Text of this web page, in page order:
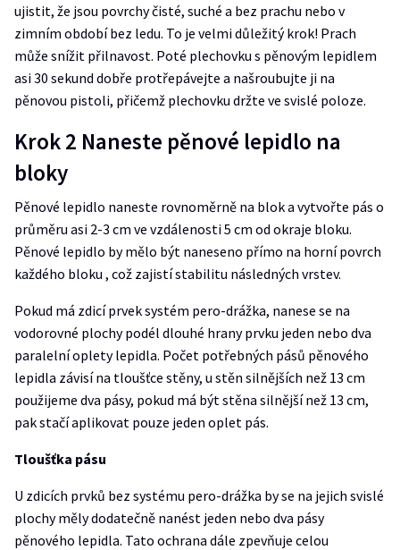
ujistit, že jsou povrchy čisté, suché a bez prachu nebo v
zimním období bez ledu. To je velmi důležitý krok! Prach
může snížit přilnavost. Poté plechovku s pěnovým lepidlem
asi 30 sekund dobře protřepávejte a našroubujte ji na
pěnovou pistoli, přičemž plechovku držte ve svislé poloze.
Krok 2 Naneste pěnové lepidlo na
bloky
Pěnové lepidlo naneste rovnoměrně na blok a vytvořte pás o
průměru asi 2-3 cm ve vzdálenosti 5 cm od okraje bloku.
Pěnové lepidlo by mělo být naneseno přímo na horní povrch
každého bloku , což zajistí stabilitu následných vrstev.
Pokud má zdicí prvek systém pero-drážka, nanese se na
vodorovné plochy podél dlouhé hrany prvku jeden nebo dva
paralelní oplety lepidla. Počet potřebných pásů pěnového
lepidla závisí na tloušťce stěny, u stěn silnějších než 13 cm
použijeme dva pásy, pokud má být stěna silnější než 13 cm,
pak stačí aplikovat pouze jeden oplet pás.
Tloušťka pásu
U zdicích prvků bez systému pero-drážka by se na jejich svislé
plochy měly dodatečně nanést jeden nebo dva pásy
pěnového lepidla. Tato ochrana dále zpevňuje celou